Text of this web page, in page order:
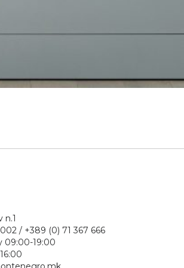
Popov n.1
/ +389 (0) 71 367 666
09:00-19:00